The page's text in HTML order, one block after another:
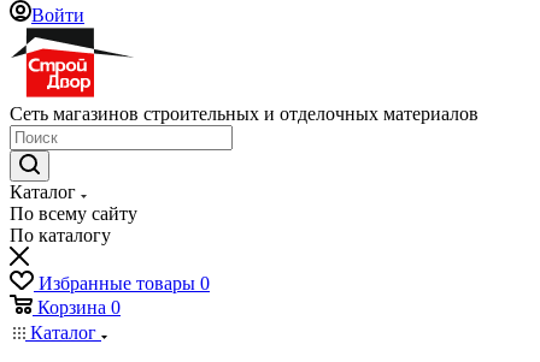
Войти
Сеть магазинов строительных и отделочных материалов
Каталог
По всему сайту
По каталогу
Избранные товары 0
Корзина 0
Каталог